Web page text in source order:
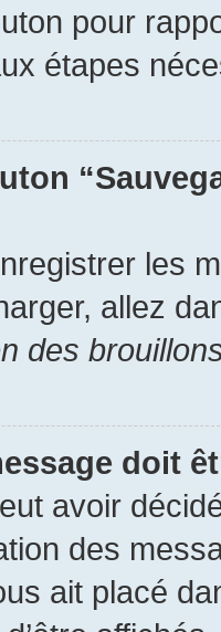
pour
étapes
les
allez
des
doit
avoir
des
ait placé